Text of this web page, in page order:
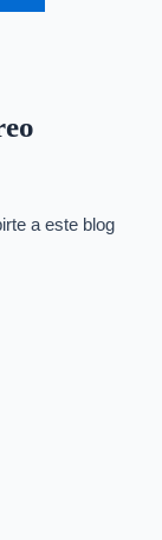
a este blog